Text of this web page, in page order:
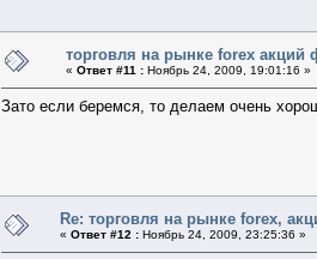
торговля на рынке foreх акций
« Ответ #11 : Ноябрь 24, 2009, 19:01:16 »
Зато если беремся, то делаем очень
Re: торговля на рынке foreх,
« Ответ #12 : Ноябрь 24, 2009, 23:25:36 »